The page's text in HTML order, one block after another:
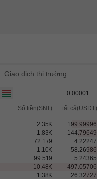
Giao dịch thị trường
0.00001
Số tiền(SNT) tất cả(USDT)
2.35 K
199.99996
1.83 K
144.79649
72.179
4.22247
1.10 K
58.26986
99.519
5.24365
10.48 K
497.05706
1.38 K
26.32727